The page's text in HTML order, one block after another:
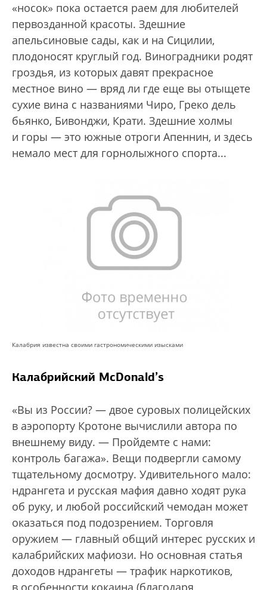
«носок» пока остается раем для любителей
первозданной красоты. Здешние
апельсиновые сады, как и на Сицилии,
плодоносят круглый год. Виноградники родят
гроздья, из которых давят прекрасное
местное вино — вряд ли где еще вы отыщете
сухие вина с названиями Чиро, Греко дель
бьянко, Бивонджи, Крати. Здешние холмы
и горы — это южные отроги Апеннин, и здесь
немало мест для горнолыжного спорта...
Калабрия известна своими гастрономическими изысками
Калабрийский McDonald’s
«Вы из России? — двое суровых полицейских
в аэропорту Кротоне вычислили автора по
внешнему виду. — Пройдемте с нами:
контроль багажа». Вещи подвергли самому
тщательному досмотру. Удивительного мало:
ндрангета и русская мафия давно ходят рука
об руку, и любой российский чемодан может
оказаться под подозрением. Торговля
оружием — главный общий интерес русских и
калабрийских мафиози. Но основная статья
доходов ндрангеты — трафик наркотиков,
в особенности кокаина (благодаря